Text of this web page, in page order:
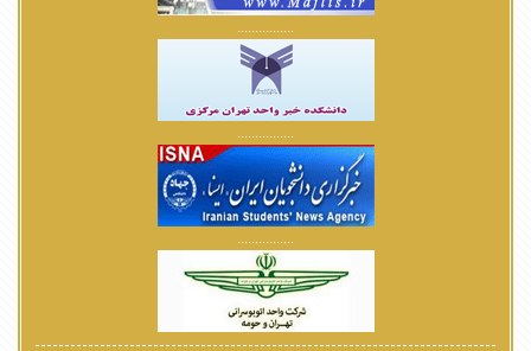
................
................
................